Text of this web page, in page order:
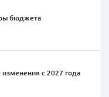
бюджета
с 2027 года